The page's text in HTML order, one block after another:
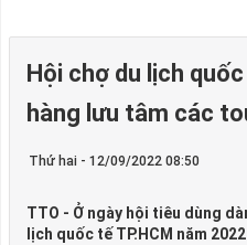
Hội chợ du lịch
hàng lưu tâm các
Thứ hai - 12/09/2022 08:50
TTO - Ở ngày hội tiêu dùng
lịch quốc tế TP.HCM năm